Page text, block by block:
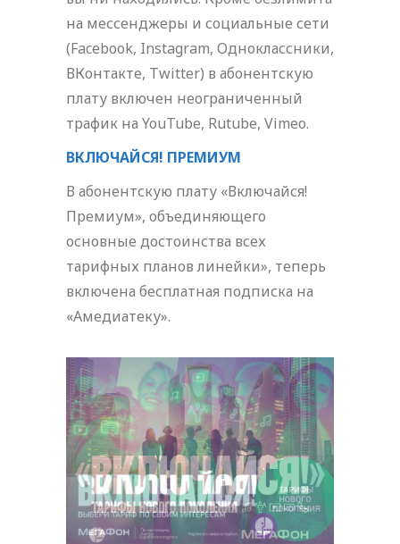
на мессенджеры и социальные сети
(Facebook, Instagram, Одноклассники,
ВКонтакте, Twitter) в абонентскую
плату включен неограниченный
трафик на YouTube, Rutube, Vimeo.
ВКЛЮЧАЙСЯ! ПРЕМИУМ
В абонентскую плату «Включайся!
Премиум», объединяющего
основные достоинства всех
тарифных планов линейки», теперь
включена бесплатная подписка на
«Амедиатеку».